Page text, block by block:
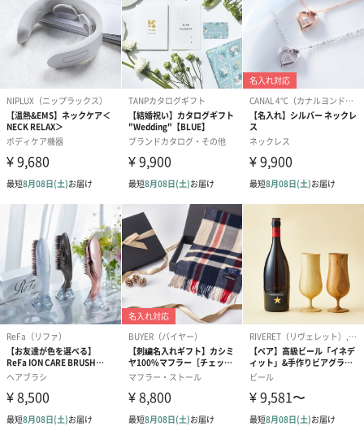
プリザーブドフラワー
ブーケ（ピンク）
（2,580円）
プリザーブドフラワー
ブーケ（ブルー）
（2,580円）
アミュレット
ク）（1,500円
ぬいぐるみ
愛らしいぬいぐるみを同梱してお届けします。
誕生日・記念日・出産祝いなどのシーンにおすすめです。
フラワーテディベア
（2,390円）
テディベア（バニラ）
（1,760円）
テディベア（